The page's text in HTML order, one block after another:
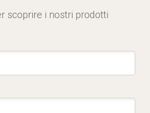
scoprire i nostri prodotti